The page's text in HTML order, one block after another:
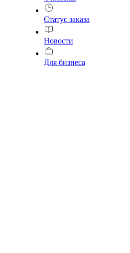
Статус заказа
Новости
Для бизнеса